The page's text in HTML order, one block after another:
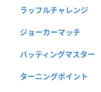
ラッフルチャレンジ
ジョーカーマッチ
バッティングマスター
ターニングポイント